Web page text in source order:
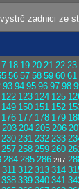
zadnici ze
18 19 20 21 22 23
56 57 58 59 60 61
93 94 95 96 97 98
122 123 124 125
149 150 151 152
176 177 178 179
203 204 205 206
230 231 232 233
257 258 259 260
284 285 286 287
311 312 313 314
338 339 340 341